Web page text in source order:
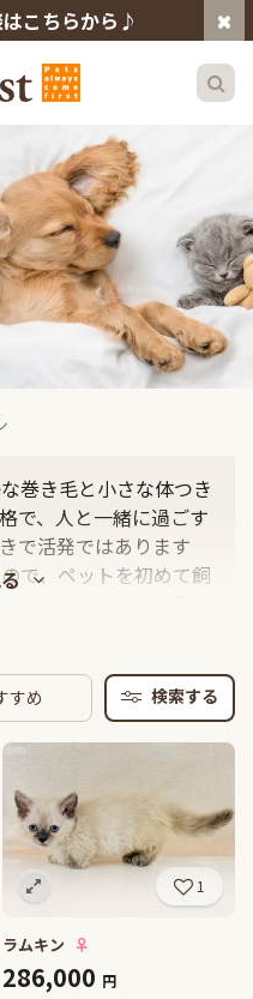
こちらから♪
巻き毛と小さな体つき
で、人と一緒に過ごす
で活発ではあります
で、ペットを初めて飼
す。
検索する
1
ラムキン ♀
286,000 円